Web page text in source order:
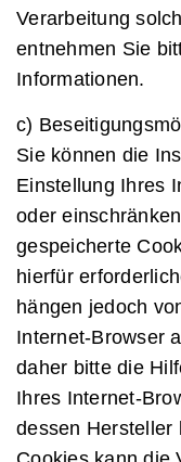
Verarbeitung
entnehmen Sie
Informationen.
c)
Sie können die
Einstellung Ihres
oder
gespeicherte
hierfür
hängen jedoch
Internet-Browser
daher bitte die
Ihres Internet-
dessen Hersteller